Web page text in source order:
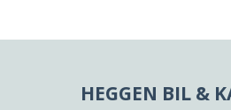
HEGGEN BIL &